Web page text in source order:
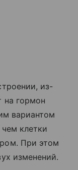
из-
на гормон
вариантом
клетки
При этом
изменений.